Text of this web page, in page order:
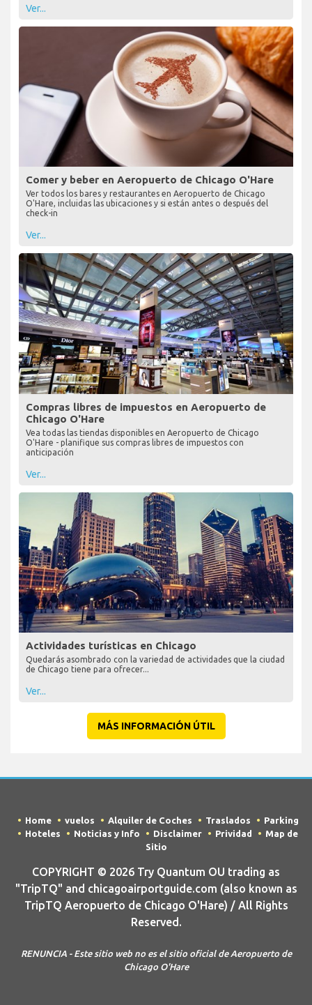
Ver...
Comer y beber en Aeropuerto de Chicago O'Hare
Ver todos los bares y restaurantes en Aeropuerto de Chicago
O'Hare, incluidas las ubicaciones y si están antes o después del
check-in
Ver...
Compras libres de impuestos en Aeropuerto de
Chicago O'Hare
Vea todas las tiendas disponibles en Aeropuerto de Chicago
O'Hare - planifique sus compras libres de impuestos con
anticipación
Ver...
Actividades turísticas en Chicago
Quedarás asombrado con la variedad de actividades que la ciudad
de Chicago tiene para ofrecer...
Ver...
MÁS INFORMACIÓN ÚTIL
Home vuelos Alquiler de Coches Traslados
Parking
Hoteles
Noticias y Info Disclaimer Prividad
Map de
Sitio
COPYRIGHT © 2026 Try Quantum OU trading as
"TripTQ" and chicagoairportguide.com (also known as
TripTQ Aeropuerto de Chicago O'Hare) / All Rights
Reserved.
RENUNCIA - Este sitio web no es el sitio oficial de Aeropuerto de
Chicago O'Hare